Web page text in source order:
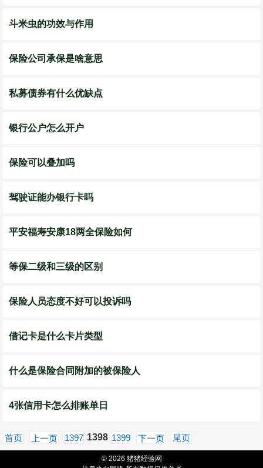
斗米虫的功效与作用
保险公司承保是啥意思
私募债券有什么优缺点
银行公户怎么开户
保险可以叠加吗
驾驶证能办银行卡吗
平安福寿安康18两全保险如何
等保二级和三级的区别
保险人员态度不好可以投诉吗
借记卡是什么卡片类型
什么是保险合同附加的被保险人
4张信用卡怎么排账单日
首页 上一页 1397 1398 1399 下一页 尾页
© 2026 猪猪经验网